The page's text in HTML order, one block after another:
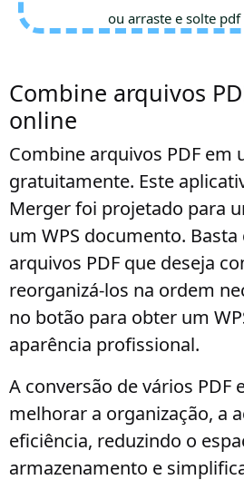
ou arraste e solte
Combine arquivos
online
Combine arquivos PDF em
gratuitamente. Este
Merger foi projetado para
um WPS documento.
arquivos PDF que deseja
reorganizá-los na ordem
no botão para obter um
aparência profissional.
A conversão de vários PDF
melhorar a organização, a
eficiência, reduzindo o
armazenamento e